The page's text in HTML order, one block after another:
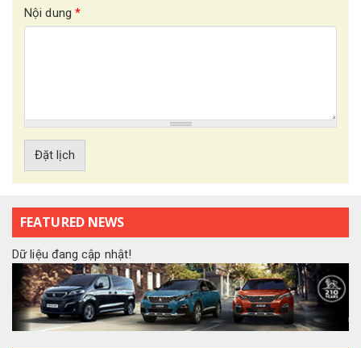
*
Nội dung *
Đặt lịch
FEATURED NEWS
Dữ liệu đang cập nhật!